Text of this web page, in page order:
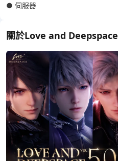
● 伺服器
關於Love and Deepspace